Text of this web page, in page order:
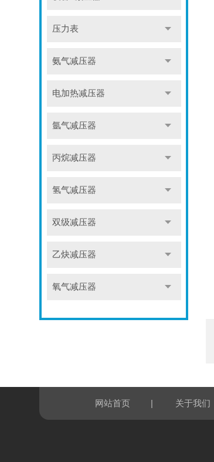
压力表
氨气减压器
电加热减压器
氩气减压器
丙烷减压器
氢气减压器
双级减压器
乙炔减压器
氧气减压器
网站首页 | 关于我们